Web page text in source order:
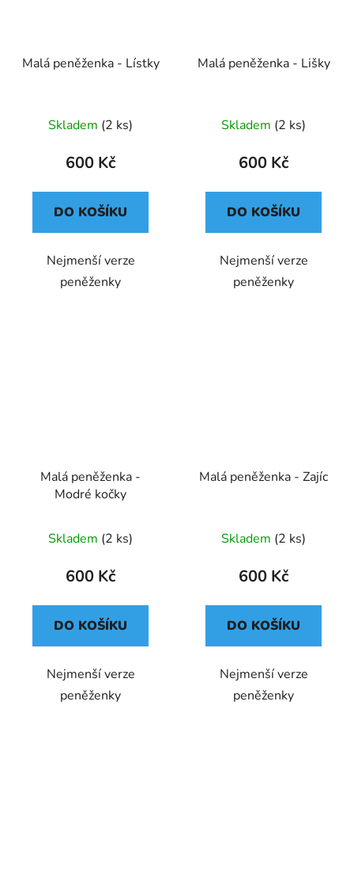
Malá peněženka - Lístky
Skladem (2 ks)
600 Kč
DO KOŠÍKU
Nejmenší verze
peněženky
Malá peněženka - Lišky
Skladem (2 ks)
600 Kč
DO KOŠÍKU
Nejmenší verze
peněženky
Malá peněženka -
Modré kočky
hodnocení
produktu
3,8
z
hvězdiček.
Skladem (2 ks)
600 Kč
DO KOŠÍKU
Nejmenší verze
peněženky
Malá peněženka - Zajíc
Skladem (2 ks)
600 Kč
DO KOŠÍKU
Nejmenší verze
peněženky